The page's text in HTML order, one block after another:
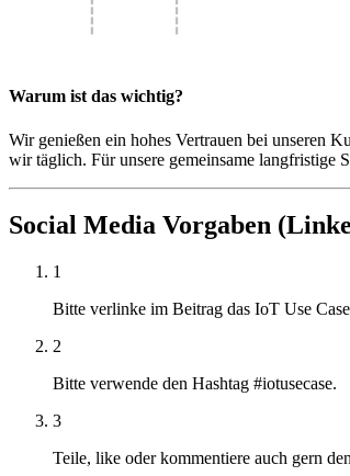
Warum ist das wichtig?
Wir genießen ein hohes Vertrauen bei
wir täglich. Für unsere gemeinsame langfristige
Social Media Vorgaben
1
Bitte verlinke im Beitrag das IoT Use
2
Bitte verwende den Hashtag #iotusecase.
3
Teile, like oder kommentiere auch gern